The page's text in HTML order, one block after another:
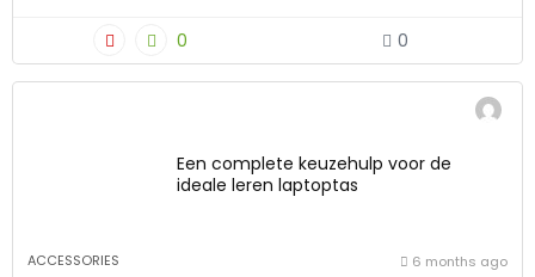
0 0
Een complete keuzehulp voor de
ideale leren laptoptas
ACCESSORIES 6 months ago